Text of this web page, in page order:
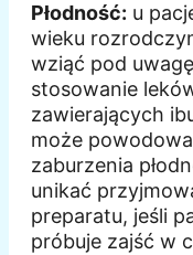
Płodność: u
wieku
wziąć pod
stosowanie
zawierających
może
zaburzenia
unikać
preparatu, jeśli
próbuje zajść w